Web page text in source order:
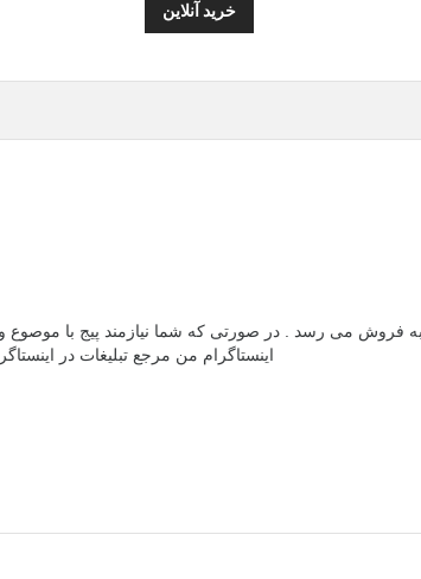
خرید آنلاین
فروش می رسد . در صورتی که شما نیازمند پیج با موصوع و
اینستاگرام من مرجع تبلیغات در